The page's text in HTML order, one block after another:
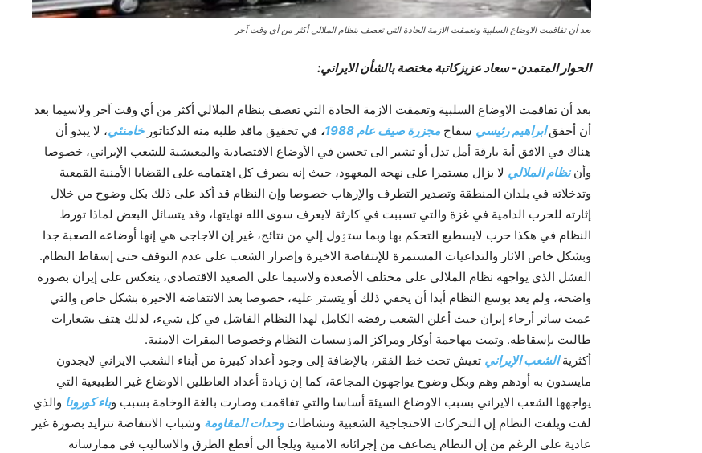
بعد أن تفاقمت الاوضاع السلبية وتعمقت الازمة الحادة التي تعصف بنظام الملالي أکثر من أي وقت آخر
الحوار المتمدن- سعاد عزيزکاتبة مختصة بالشأن الايراني:
بعد أن تفاقمت الاوضاع السلبية وتعمقت الازمة الحادة التي تعصف بنظام الملالي أکثر من أي وقت آخر ولاسيما بعد
أن أخفقابراهيم رئيسي سفاح مجزرة صیف عام 1988 ، في تحقيق ماقد طلبه منه الدکتاتور خامنئي، لا يبدو أن
هناك في الافق أية بارقة أمل تدل أو تشير الى تحسن في الأوضاع الاقتصادية والمعيشية للشعب الإيراني، خصوصا
وأننظام الملالي لا يزال مستمرا على نهجه المعهود، حيث إنه يصرف كل اهتمامه على القضايا الأمنية القمعية
وتدخلاته في بلدان المنطقة وتصدير التطرف والإرهاب خصوصا وإن النظام قد أکد على ذلك بکل وضوح من خلال
إثارته للحرب الدامية في غزة والتي تسببت في کارثة لايعرف سوى الله نهايتها، وقد يتسائل البعض لماذا تورط
النظام في هکذا حرب لايسطيع التحکم بها وبما ستٶول إلي‌ من نتائج، غير إن الاجاجى هي إنها أوضاعه الصعبة جدا
وبشکل خاص الاثار والتداعيات المستمرة للإنتفاضة الاخيرة وإصرار الشعب على عدم التوقف حتى إسقاط النظام.
الفشل الذي يواجهه نظام الملالي على مختلف الأصعدة ولاسيما على الصعيد الاقتصادي، ينعكس على إيران بصورة
واضحة، ولم يعد بوسع النظام أبدا أن يخفي ذلك أو يتستر عليه، خصوصا بعد الانتفاضة الاخيرة بشکل خاص والتي
عمت سائر أرجاء إيران حيث أعلن الشعب رفضه الكامل لهذا النظام الفاشل في كل شيء، لذلك هتف بشعارات
طالبت بإسقاطه. وتمت مهاجمة أوکار ومراکز المٶسسات النظام وخصوصا المقرات الامنية.
أكثريةالشعب الإيراني تعيش تحت خط الفقر، بالإضافة إلى وجود أعداد کبيرة من أبناء الشعب الايراني لايجدون
مايسدون به أودهم وهم وبکل وضوح يواجهون المجاعة، کما إن زيادة أعداد العاطلين الاوضاع غير الطبيعية التي
يواجهها الشعب الايراني بسبب الاوضاع السيئة أساسا والتي تفاقمت وصارت بالغة الوخامة بسبب وباء کورونا والذي
لفت ويلفت النظام إن التحرکات الاحتجاجية الشعبية ونشاطاتوحدات المقاومة وشباب الانتفاضة تتزايد بصورة غير
عادية على الرغم من إن النظام يضاعف من إجرائاته الامنية ويلجأ الى أفظع الطرق والاساليب في ممارساته